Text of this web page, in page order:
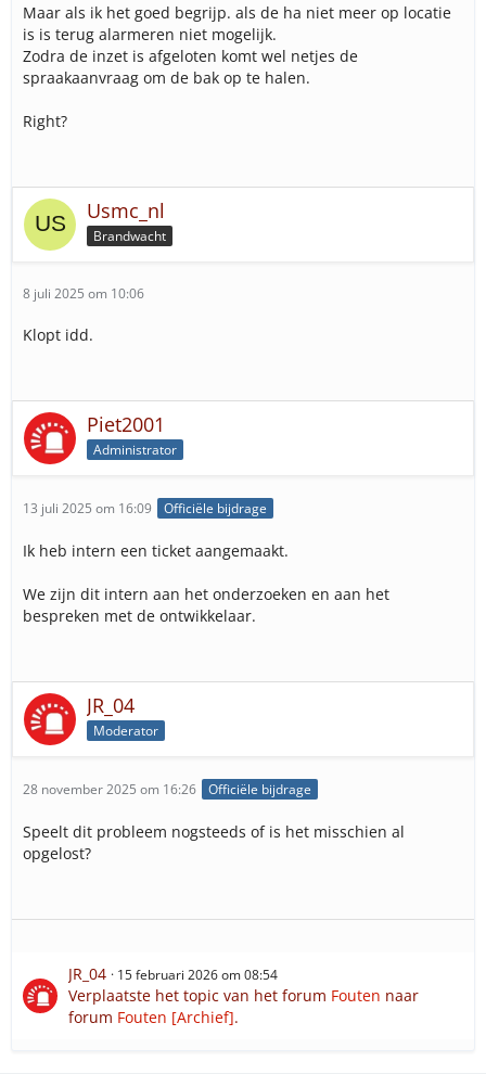
Maar als ik het goed begrijp. als de ha niet meer op locatie
is is terug alarmeren niet mogelijk.
Zodra de inzet is afgeloten komt wel netjes de
spraakaanvraag om de bak op te halen.
Right?
Usmc_nl
Brandwacht
8 juli 2025 om 10:06
Klopt idd.
Piet2001
Administrator
13 juli 2025 om 16:09 Officiële bijdrage
Ik heb intern een ticket aangemaakt.
We zijn dit intern aan het onderzoeken en aan het
bespreken met de ontwikkelaar.
JR_04
Moderator
28 november 2025 om 16:26 Officiële bijdrage
Speelt dit probleem nogsteeds of is het misschien al
opgelost?
JR_04 15 februari 2026 om 08:54
Verplaatste het topic van het forum Fouten naar
forum Fouten [Archief].